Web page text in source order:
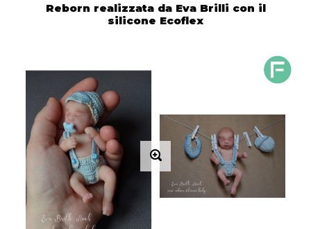
Reborn realizzata da Eva Brilli con il
silicone Ecoflex